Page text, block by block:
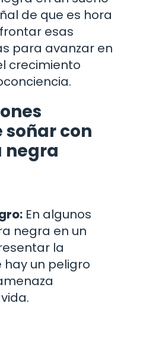
de que es hora
esas
para avanzar en
crecimiento
soñar con
negra
En algunos
negra en un
la
hay un peligro